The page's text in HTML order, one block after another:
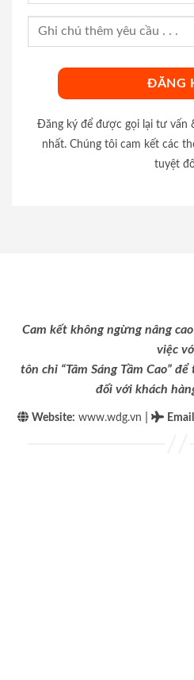
Đăng ký để được gọi lại tư vấn
nhất. Chúng tôi cam kết các
tuyệt
Cam kết không ngừng nâng
việc
tôn chỉ “Tâm Sáng Tầm Cao”
đối với khách
Website: www.wdg.vn Email